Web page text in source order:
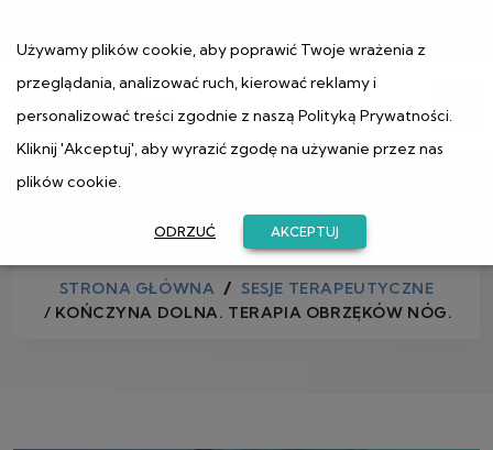
Sklep
STRONA GŁÓWNA
SESJE TERAPEUTYCZNE
/ KOŃCZYNA DOLNA. TERAPIA OBRZĘKÓW NÓG.
Używamy plików cookie, aby poprawić Twoje wrażenia z
przeglądania, analizować ruch, kierować reklamy i
personalizować treści zgodnie z naszą Polityką Prywatności.
Kliknij 'Akceptuj', aby wyrazić zgodę na używanie przez nas
plików cookie.
ODRZUĆ AKCEPTUJ